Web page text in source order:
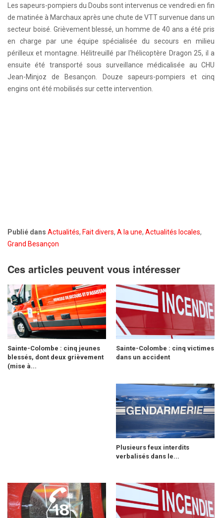
Les sapeurs-pompiers du Doubs sont intervenus ce vendredi en fin
de matinée à Marchaux après une chute de VTT survenue dans un
secteur boisé. Grièvement blessé, un homme de 40 ans a été pris
en charge par une équipe spécialisée du secours en milieu
périlleux et montagne. Hélitreuillé par l'hélicoptère Dragon 25, il a
ensuite été transporté sous surveillance médicalisée au CHU
Jean-Minjoz de Besançon. Douze sapeurs-pompiers et cinq
engins ont été mobilisés sur cette intervention.
Publié dans Actualités, Fait divers, A la une, Actualités locales,
Grand Besançon
Ces articles peuvent vous intéresser
Sainte-Colombe : cinq jeunes
blessés, dont deux grièvement
(mise à...
Sainte-Colombe : cinq victimes
dans un accident
Plusieurs feux interdits
verbalisés dans le...